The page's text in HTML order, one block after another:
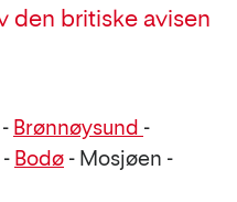
den britiske avisen
- Brønnøysund -
Bodø - Mosjøen -